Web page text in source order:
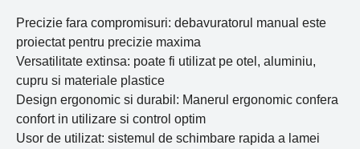
Precizie fara compromisuri: debavuratorul manual este
proiectat pentru precizie maxima
Versatilitate extinsa: poate fi utilizat pe otel, aluminiu,
cupru si materiale plastice
Design ergonomic si durabil: Manerul ergonomic confera
confort in utilizare si control optim
Usor de utilizat: sistemul de schimbare rapida a lamei